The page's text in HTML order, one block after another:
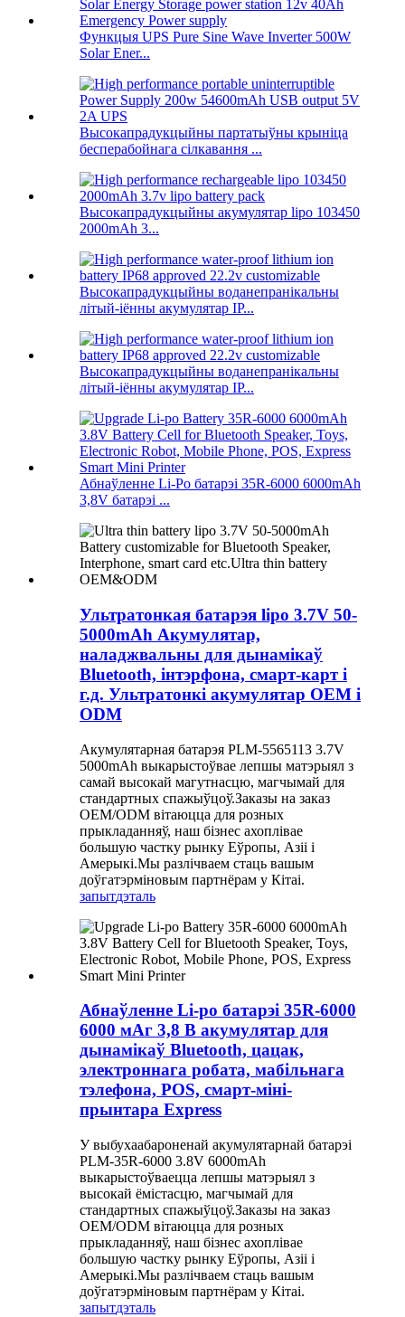
Функцыя UPS Pure Sine Wave Inverter 500W
Solar Ener...
Высокапрадукцыйны партатыўны крыніца
бесперабойнага сілкавання ...
Высокапрадукцыйны акумулятар lipo 103450
2000mAh 3...
Высокапрадукцыйны воданепранікальны
літый-іённы акумулятар IP...
Высокапрадукцыйны воданепранікальны
літый-іённы акумулятар IP...
Абнаўленне Li-Po батарэі 35R-6000 6000mAh
3,8V батарэі ...
Ультратонкая батарэя lipo 3.7V 50-
5000mAh Акумулятар,
наладжвальны для дынамікаў
Bluetooth, інтэрфона, смарт-карт і
г.д. Ультратонкі акумулятар OEM і
ODM
Акумулятарная батарэя PLM-5565113 3.7V
5000mAh выкарыстоўвае лепшы матэрыял з
самай высокай магутнасцю, магчымай для
стандартных спажыўцоў.Заказы на заказ
OEM/ODM вітаюцца для розных
прыкладанняў, наш бізнес ахоплівае
большую частку рынку Еўропы, Азіі і
Амерыкі.Мы разлічваем стаць вашым
доўгатэрміновым партнёрам у Кітаі.
запытдэталь
Абнаўленне Li-po батарэі 35R-6000
6000 мАг 3,8 В акумулятар для
дынамікаў Bluetooth, цацак,
электроннага робата, мабільнага
тэлефона, POS, смарт-міні-
прынтара Express
У выбухаабароненай акумулятарнай батарэі
PLM-35R-6000 3.8V 6000mAh
выкарыстоўваецца лепшы матэрыял з
высокай ёмістасцю, магчымай для
стандартных спажыўцоў.Заказы на заказ
OEM/ODM вітаюцца для розных
прыкладанняў, наш бізнес ахоплівае
большую частку рынку Еўропы, Азіі і
Амерыкі.Мы разлічваем стаць вашым
доўгатэрміновым партнёрам у Кітаі.
запытдэталь